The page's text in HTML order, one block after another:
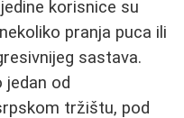
korisnice su
pranja puca ili
sastava.
jedan od
tržištu, pod